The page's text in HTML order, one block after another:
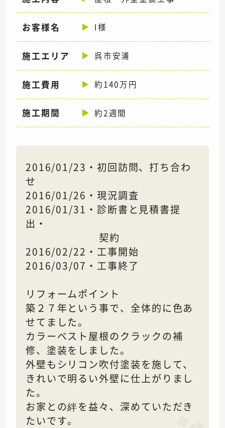
お客様名 I様
施工エリア 呉市安浦
施工費用 約140万円
施工期間 約2週間
2016/01/23・初回訪問、打ち合わ
せ
2016/01/26・現況調査
2016/01/31・診断書と見積書提
出・
契約
2016/02/22・工事開始
2016/03/07・工事終了
リフォームポイント
築２７年という事で、全体的に色あ
せてました。
カラーベスト屋根のクラックの補
修、塗装をしました。
外壁もシリコン吹付塗装を施して、
きれいで明るい外壁に仕上がりまし
た。
お家との絆を益々、深めていただき
たいです。